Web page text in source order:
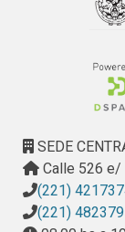
un aporte
conocimientos
En 2011 se
"Estudio de
de
Viajes: cómo
propuso un
el trabajo en
SEDE
Calle 526 e/
(221)
(221)